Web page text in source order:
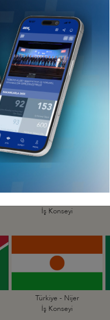
İş Konseyi
Türkiye - Kongo
Cumhuriyeti İş Konseyi
İş Konseyi
Türkiye - Nijer
İş Konseyi